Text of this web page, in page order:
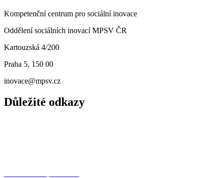
Kompetenční centrum pro sociální inovace
Oddělení sociálních inovací MPSV ČR
Kartouzská 4/200
Praha 5, 150 00
inovace@mpsv.cz
Důležité odkazy